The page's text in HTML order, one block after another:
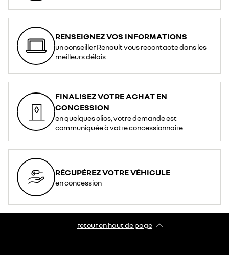
RENSEIGNEZ VOS INFORMATIONS
un conseiller Renault vous recontacte dans les
meilleurs délais
FINALISEZ VOTRE ACHAT EN
CONCESSION
en quelques clics, votre demande est
communiquée à votre concessionnaire
RÉCUPÉREZ VOTRE VÉHICULE
en concession
retour en haut de page​